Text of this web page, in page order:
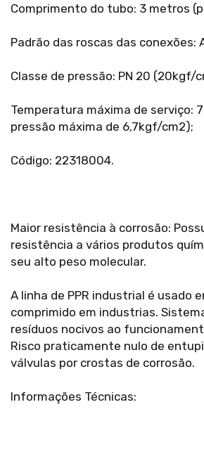
Comprimento do tubo: 3 metros
Padrão das roscas das conexões:
Classe de pressão: PN 20 (20kgf/
Temperatura máxima de serviço:
pressão máxima de 6,7kgf/cm2);
Código: 22318004.
Maior resistência à corrosão:
resistência a vários produtos
seu alto peso molecular.
A linha de PPR industrial é usado
comprimido em industrias.
resíduos nocivos ao
Risco praticamente nulo de
válvulas por crostas de corrosão.
Informações Técnicas: